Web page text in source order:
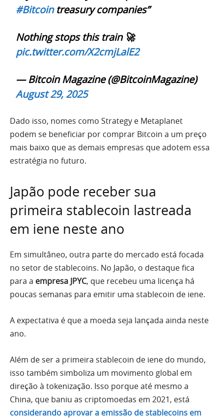
#Bitcointreasury companies”
Nothing stops this train 🚀
pic.twitter.com/X2cmjLalE2
— Bitcoin Magazine (@BitcoinMagazine)
August 29, 2025
Dado isso, nomes como Strategy e Metaplanet
podem se beneficiar por comprar Bitcoin a um preço
mais baixo que as demais empresas que adotem essa
estratégia no futuro.
Japão pode receber sua
primeira stablecoin lastreada
em iene neste ano
Em simultâneo, outra parte do mercado está focada
no setor de stablecoins. No Japão, o destaque fica
para a empresa JPYC, que recebeu uma licença há
poucas semanas para emitir uma stablecoin de iene.
A expectativa é que a moeda seja lançada ainda neste
ano.
Além de ser a primeira stablecoin de iene do mundo,
isso também simboliza um movimento global em
direção à tokenização. Isso porque até mesmo a
China, que baniu as criptomoedas em 2021, está
considerando aprovar a emissão de stablecoins em